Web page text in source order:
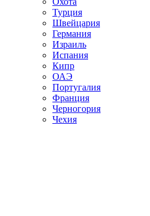
Турция
Швейцария
Германия
Израиль
Испания
Кипр
ОАЭ
Португалия
Франция
Черногория
Чехия